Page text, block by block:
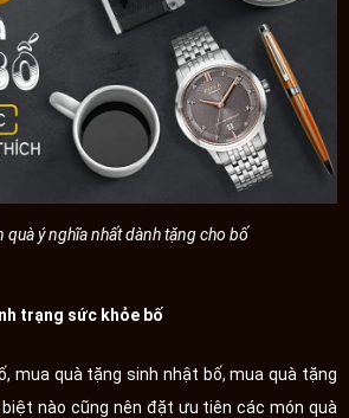
quà ý nghĩa nhất dành tặng cho bố
trạng sức khỏe bố
mua quà tặng sinh nhật bố, mua quà tặng
nào cũng nên đặt ưu tiên các món quà